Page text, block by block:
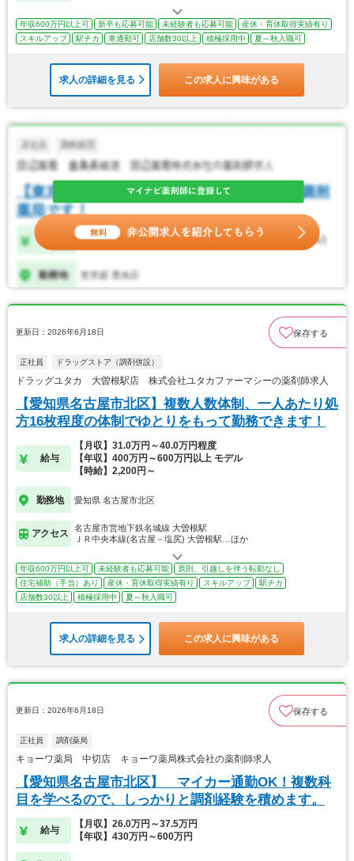
年収600万円以上可 新卒も応募可能 未経験者も応募可能
産休・育休取得実績有り
スキルアップ
駅チカ 車通勤可 店舗数30以上 積極採用中 夏～秋入職可
求人の詳細を見る この求人に興味がある
更新日：2026年6月18日 保存する
正社員 ドラッグストア（調剤併設）
ドラッグユタカ 大曽根駅店 株式会社ユタカファーマシーの薬剤師求人
【愛知県名古屋市北区】複数人数体制、一人あたり処
方16枚程度の体制でゆとりをもって勤務できます！
給与
【月収】31.0万円～40.0万円程度
【年収】400万円～600万円以上 モデル
【時給】2,200円～
勤務地 愛知県 名古屋市北区
アクセス
名古屋市営地下鉄名城線 大曽根駅
ＪＲ中央本線(名古屋－塩尻) 大曽根駅…ほか
年収600万円以上可 未経験者も応募可能
原則、引越しを伴う転勤なし
住宅補助（手当）あり
産休・育休取得実績有り スキルアップ
駅チカ
店舗数30以上
積極採用中 夏～秋入職可
求人の詳細を見る この求人に興味がある
更新日：2026年6月18日 保存する
正社員 調剤薬局
キョーワ薬局 中切店 キョーワ薬局株式会社の薬剤師求人
【愛知県名古屋市北区】 マイカー通勤OK！複数科
目を学べるので、しっかりと調剤経験を積めます。
給与
【月収】26.0万円～37.5万円
【年収】430万円～600万円